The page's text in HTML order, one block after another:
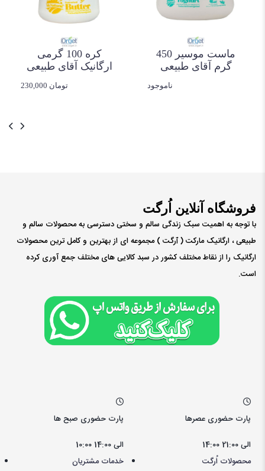
این محصول را می‌توان به همراه عسل، مربا، نان تازه و
کیک، شیرینی، دسر، سس و غذاهای مختلف نیز کاربرد
دارد و باعث ایجاد بافتی لطیف و طعمی خوشایند در
ویژگی‌های محصول:
• تهیه شده از شیر تازه
• دارای بافت نرم و کرمی
• طعم طبیعی و دلپذیر
• بدون مواد نگهدارنده
• قابل استفاده در تهیه دسر و شیرینی
• مناسب آشپزی و تهیه انواع سس
• بسته‌بندی 100 گرمی
• تهیه شده از مواد اولیه باکیفیت
کره 100 گرمی
ارگانیک آقای طبیعی
230,000 تومان
ماست موسیر 450
گرم آقای طبیعی
ناموجود
فروشگاه آنلاین اُرگت
با توجه به اهمیت سبک زندگی سالم و سختی دسترسی به محصولات سالم و
طبیعی ، ارگانیک مارکت ( ٱرگت ) مجموعه ای از بهترین و کامل ترین محصولات
ارگانیک را از نقاط مختلف کشور در سبد کالایی های مختلف جمع آوری کرده
است.
پارت حضوری صبح ها
10:00 الی 14:00
پارت حضوری عصرها
14:00 الی 21:00
خدمات مشتریان
محصولات اُرگت